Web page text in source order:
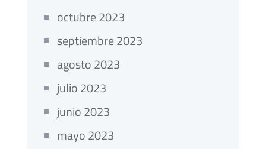
octubre 2023
septiembre 2023
agosto 2023
julio 2023
junio 2023
mayo 2023